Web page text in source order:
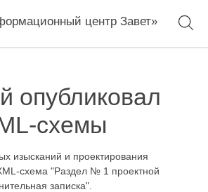
центр Завет»
опубликовал
схемы
изысканий и проектирования
схема "Раздел № 1 проектной
записка".